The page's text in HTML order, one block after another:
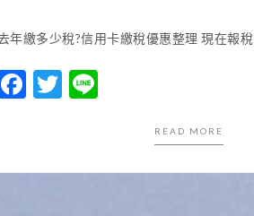
年繳多少稅?信用卡繳稅優惠整理 現在報
Facebook
Twitter
Line
READ MORE